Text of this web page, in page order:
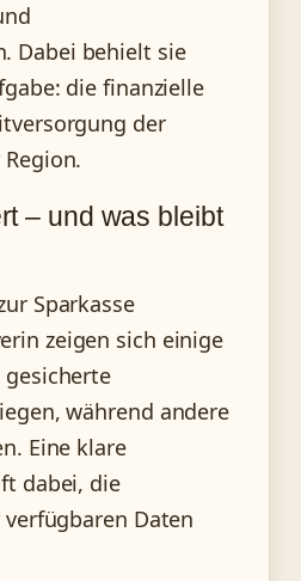
Dabei behielt sie
die finanzielle
der
– und was bleibt
Sparkasse
zeigen sich einige
gesicherte
während andere
Eine klare
dabei, die
Daten